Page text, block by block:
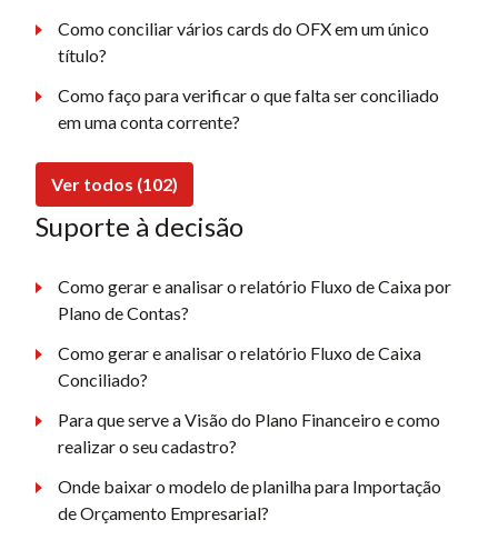
Como conciliar vários cards do OFX em um único
título?
Como faço para verificar o que falta ser conciliado
em uma conta corrente?
Ver todos (102)
Suporte à decisão
Como gerar e analisar o relatório Fluxo de Caixa por
Plano de Contas?
Como gerar e analisar o relatório Fluxo de Caixa
Conciliado?
Para que serve a Visão do Plano Financeiro e como
realizar o seu cadastro?
Onde baixar o modelo de planilha para Importação
de Orçamento Empresarial?